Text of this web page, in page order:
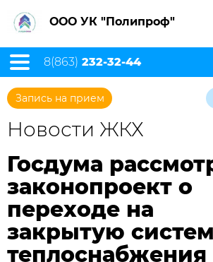
ООО УК "Полипроф"
8(863) 232-32-44
Запись на прием
Новости ЖКХ
Госдума
законопроект о
переходе на
закрытую
теплоснабжения